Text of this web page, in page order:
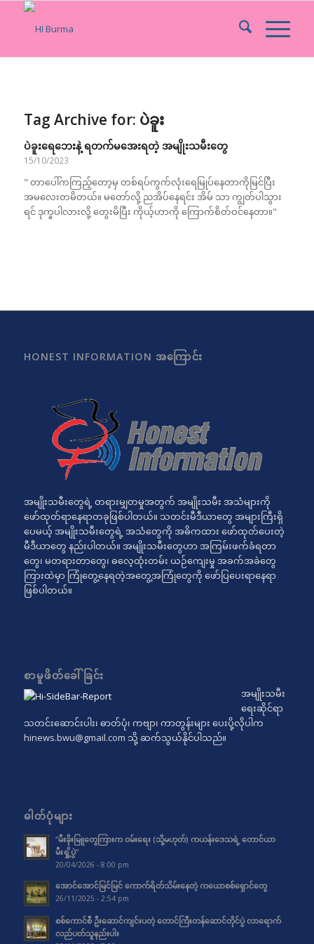
Tag Archive for: ပဲခူး
ပဲခူးရေဘေးနဲ့ ရတက်မအေးရတဲ့ အမျိုးသမီးတွေ
15/10/2023
" တာပေါ်ကကြည့်တော့မှ တစ်ရပ်ကွက်လုံးရေမြုပ်နေတာကိုမြင်ပြီး
အမလေးတမိတယ်။ မတော်လို့ ညအိပ်နေရင်း အိမ် သာ ကျွတ်ပါသွား
ရင် ဒုက္ခပါလားလို့ တွေးမိပြီး ကိုယ့်ဟာကို ကြောက်စိတ်ဝင်နေတာ။"
HONEST INFORMATION အကြောင်း
အမျိုးသမီးတွေရဲ့ တရားမျှတမှုအတွက် အမျိုးသမီး အသံများကို
ဖော်ထုတ်ရာနေရာတခုဖြစ်ပါတယ်။ သတင်းမီဒီယာတွေ အများကြီးရှိ
ပေမယ့် အမျိုးသမီးတွေရဲ့ အသံတွေကို အဓိကထား ဖော်ထုတ်ပေးတဲ့
မီဒီယာတွေ နည်းပါတယ်။ အမျိုးသမီးတွေဟာ အကြမ်းဖက်ခံရတာ
တွေ၊ မတရားတာတွေ၊ ဓလေ့ထုံးတမ်း ယဉ်ကျေးမှု အခက်အခဲတွေ
ကြားထဲမှာ ကြုံတွေ့နေရတဲ့အတွေ့အကြုံတွေကို ဖော်ပြပေးရာနေရာ
ဖြစ်ပါတယ်။
စာမူဖိတ်ခေါ်ခြင်း
အမျိုးသမီး
ရေးဆိုင်ရာ
သတင်းဆောင်းပါး၊ ဓာတ်ပုံ၊ ကဗျာ၊ ကာတွန်းများ ပေးပို့လိုပါက
hinews.bwu@gmail.com သို့ ဆက်သွယ်နိုင်ပါသည်။
ဓါတ်ပုံများ
“မီးခိုးမြူတွေကြားက ဝမ်းရေး (သို့မဟုတ်) ကယန်းဒေသရဲ့ တောင်ယာ
မီးရှို့ပွဲ”
20/04/2026 - 8:00 pm
အောင်အောင်မြင်မြင် ကောက်ရိတ်သိမ်းနေတဲ့ ကယောစစ်ရှောင်တွေ
26/11/2025 - 2:54 pm
စစ်ကောင်စီ ဦးဆောင်ကျင်းပတဲ့ တောင်ကြီးတန်ဆောင်တိုင်ပွဲ လာရောက်
လည်ပတ်သူနည်းပါး